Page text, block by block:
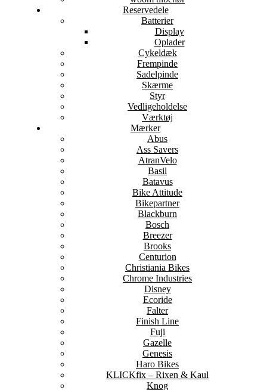
Reservedele
Batterier
Display
Oplader
Cykeldæk
Frempinde
Sadelpinde
Skærme
Styr
Vedligeholdelse
Værktøj
Mærker
Abus
Ass Savers
AtranVelo
Basil
Batavus
Bike Attitude
Bikepartner
Blackburn
Bosch
Breezer
Brooks
Centurion
Christiania Bikes
Chrome Industries
Disney
Ecoride
Falter
Finish Line
Fuji
Gazelle
Genesis
Haro Bikes
KLICKfix – Rixen & Kaul
Knog